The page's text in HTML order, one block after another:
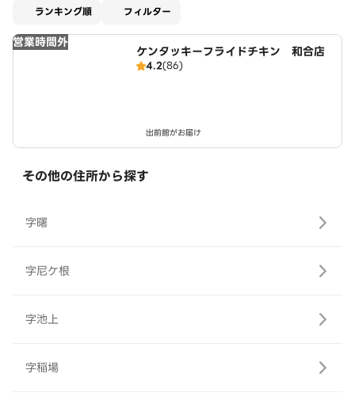
ランキング順 フィルター
営業時間外
ケンタッキーフライドチキン 和合店
4.2(86)
出前館がお届け
その他の住所から探す
字曙
字尼ケ根
字池上
字稲場